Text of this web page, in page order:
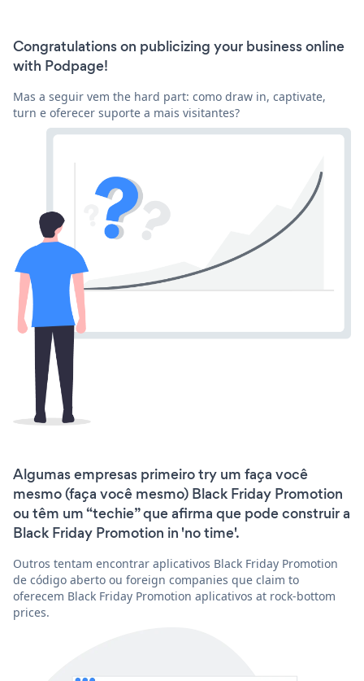
Congratulations on publicizing your business online
with Podpage!
Mas a seguir vem the hard part: como draw in, captivate,
turn e oferecer suporte a mais visitantes?
Algumas empresas primeiro try um faça você
mesmo (faça você mesmo) Black Friday Promotion
ou têm um “techie” que afirma que pode construir a
Black Friday Promotion in 'no time'.
Outros tentam encontrar aplicativos Black Friday Promotion
de código aberto ou foreign companies que claim to
oferecem Black Friday Promotion aplicativos at rock-bottom
prices.